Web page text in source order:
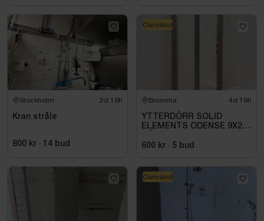
Stockholm 2d 19h
Kran stråle
800 kr · 14 bud
Bromma 4d 19h
YTTERDÖRR SOLID
ELEMENTS ODENSE 9X21
600 kr · 5 bud
Oanvänd
Oanvänd